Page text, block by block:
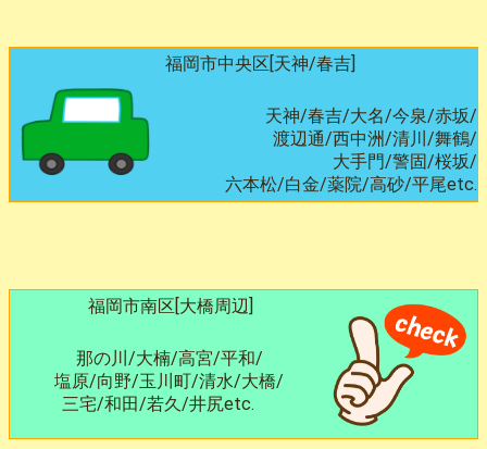
福岡市中央区[天神/春吉]
天神/春吉/大名/今泉/赤坂/
渡辺通/西中洲/清川/舞鶴/
大手門/警固/桜坂/
六本松/白金/薬院/高砂/平尾etc.
福岡市南区[大橋周辺]
那の川/大楠/高宮/平和/
塩原/向野/玉川町/清水/大橋/
三宅/和田/若久/井尻etc.